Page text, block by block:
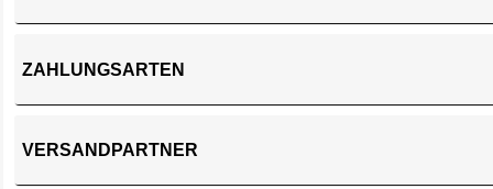
ZAHLUNGSARTEN
VERSANDPARTNER